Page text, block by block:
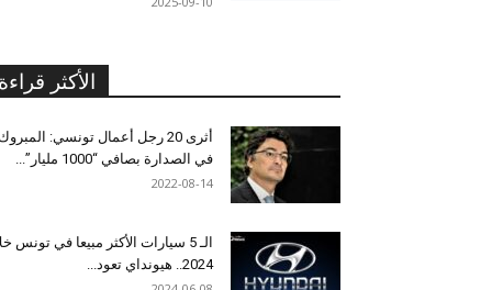
الأكثر قراءة
أثرى 20 رجل أعمال تونسي: المبروك
في الصدارة بصافي “1000 مليار”...
2022-08-14
الـ 5 سيارات الأكثر مبيعا في تونس
2024.. هيونداي تعود...